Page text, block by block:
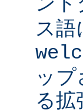
ス語
ッ
る拡